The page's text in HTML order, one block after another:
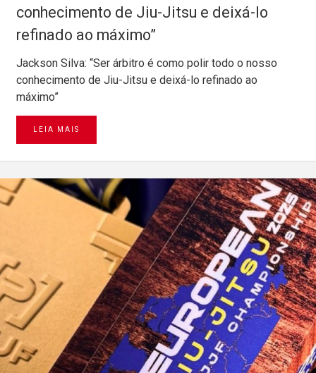
conhecimento de Jiu-Jitsu e deixá-lo
refinado ao máximo”
Jackson Silva: “Ser árbitro é como polir todo o nosso
conhecimento de Jiu-Jitsu e deixá-lo refinado ao
máximo”
LEIA MAIS